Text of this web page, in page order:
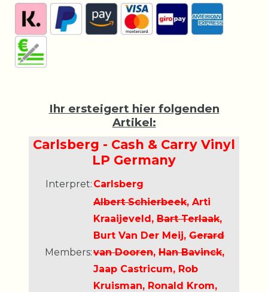
Ihr ersteigert hier folgenden
Artikel:
Carlsberg - Cash & Carry Vinyl
LP Germany
Interpret: Carlsberg
Members:
Albert Schierbeek, Arti
Kraaijeveld, Bart Terlaak,
Burt Van Der Meij, Gerard
van Dooren, Han Bavinck,
Jaap Castricum, Rob
Kruisman, Ronald Krom,